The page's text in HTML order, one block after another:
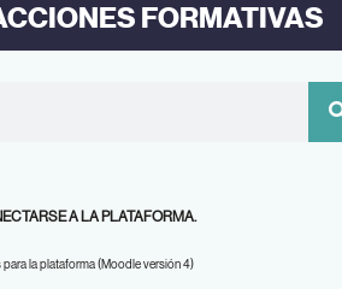
FORMATIVAS
A LA PLATAFORMA.
la plataforma (Moodle versión 4)